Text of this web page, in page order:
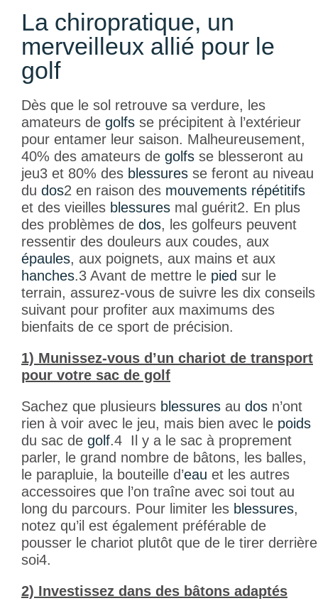
La chiropratique, un
merveilleux allié pour le
golf
Dès que le sol retrouve sa verdure, les
amateurs de golfs se précipitent à l’extérieur
pour entamer leur saison. Malheureusement,
40% des amateurs de golfs se blesseront au
jeu3 et 80% des blessures se feront au niveau
du dos2 en raison des mouvements répétitifs
et des vieilles blessures mal guérit2. En plus
des problèmes de dos, les golfeurs peuvent
ressentir des douleurs aux coudes, aux
épaules, aux poignets, aux mains et aux
hanches.3 Avant de mettre le pied sur le
terrain, assurez-vous de suivre les dix conseils
suivant pour profiter aux maximums des
bienfaits de ce sport de précision.
1) Munissez-vous d’un chariot de transport
pour votre sac de golf
Sachez que plusieurs blessures au dos n’ont
rien à voir avec le jeu, mais bien avec le poids
du sac de golf.4 Il y a le sac à proprement
parler, le grand nombre de bâtons, les balles,
le parapluie, la bouteille d’eau et les autres
accessoires que l’on traîne avec soi tout au
long du parcours. Pour limiter les blessures,
notez qu’il est également préférable de
pousser le chariot plutôt que de le tirer derrière
soi4.
2) Investissez dans des bâtons adaptés